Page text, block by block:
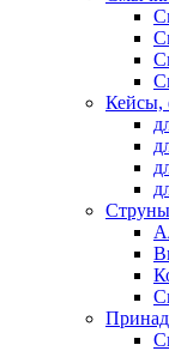
Кейсы,